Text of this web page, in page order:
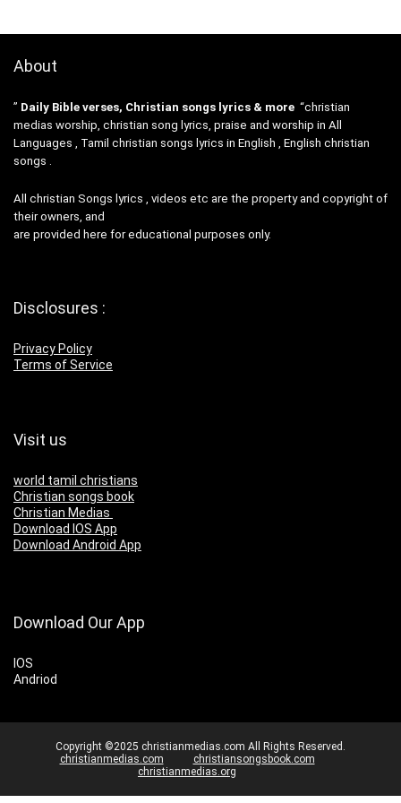
About
” Daily Bible verses, Christian songs lyrics & more “christian
medias worship, christian song lyrics, praise and worship in All
Languages , Tamil christian songs lyrics in English , English christian
songs .
All christian Songs lyrics , videos etc are the property and copyright of
their owners, and
are provided here for educational purposes only.
Disclosures :
Privacy Policy
Terms of Service
Visit us
world tamil christians
Christian songs book
Christian Medias
Download IOS App
Download Android App
Download Our App
IOS
Andriod
Copyright ©2025 christianmedias.com All Rights Reserved.
christianmedias.com
christiansongsbook.com
christianmedias.org